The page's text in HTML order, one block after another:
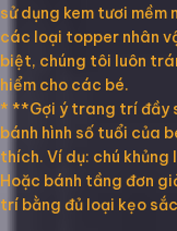
sử dụng kem tươi mềm
các loại topper nhân
biệt, chúng tôi luôn
hiểm cho các bé.
* **Gợi ý trang trí đầy
bánh hình số tuổi của
thích. Ví dụ: chú
Hoặc bánh tầng đơn
trí bằng đủ loại kẹo